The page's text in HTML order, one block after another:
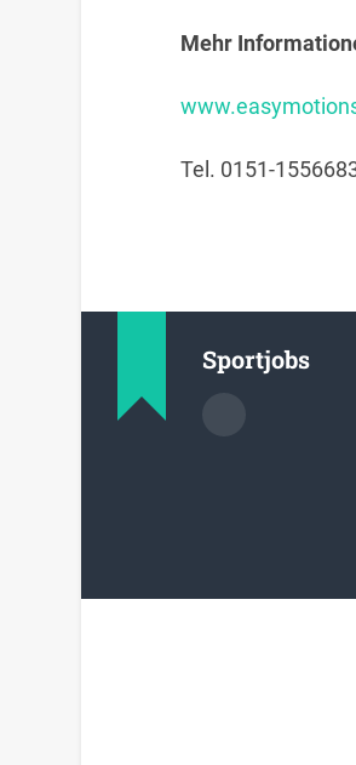
Mehr
Tel. 0151-
Sportjobs